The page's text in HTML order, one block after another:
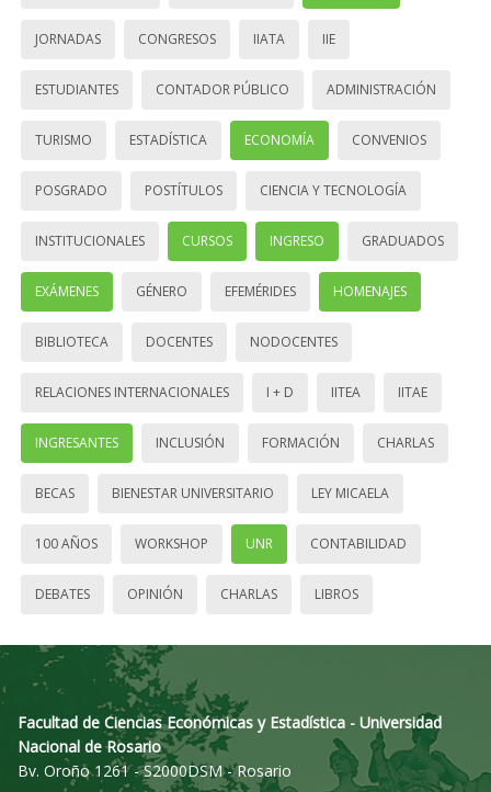
JORNADAS CONGRESOS IIATA IIE
ESTUDIANTES CONTADOR PÚBLICO ADMINISTRACIÓN
TURISMO ESTADÍSTICA ECONOMÍA CONVENIOS
POSGRADO POSTÍTULOS CIENCIA Y TECNOLOGÍA
INSTITUCIONALES CURSOS INGRESO GRADUADOS
EXÁMENES GÉNERO EFEMÉRIDES HOMENAJES
BIBLIOTECA DOCENTES NODOCENTES
RELACIONES INTERNACIONALES I + D IITEA IITAE
INGRESANTES INCLUSIÓN FORMACIÓN CHARLAS
BECAS BIENESTAR UNIVERSITARIO LEY MICAELA
100 AÑOS WORKSHOP UNR CONTABILIDAD
DEBATES OPINIÓN CHARLAS LIBROS
Facultad de Ciencias Económicas y Estadística - Universidad
Nacional de Rosario
Bv. Oroño 1261 - S2000DSM - Rosario